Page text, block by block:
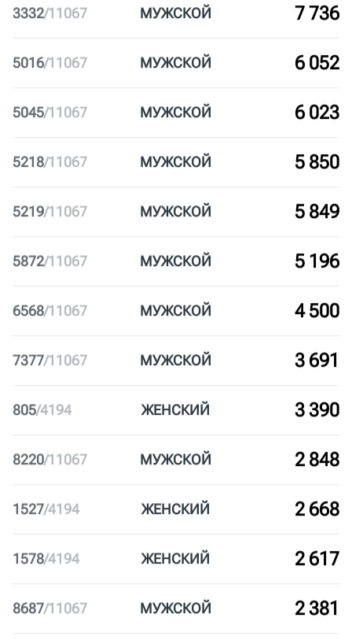
1220/11067 МУЖСКОЙ 9 848
1445/11067 МУЖСКОЙ 9 623
3332/11067 МУЖСКОЙ 7 736
5016/11067 МУЖСКОЙ 6 052
5045/11067 МУЖСКОЙ 6 023
5218/11067 МУЖСКОЙ 5 850
5219/11067 МУЖСКОЙ 5 849
5872/11067 МУЖСКОЙ 5 196
6568/11067 МУЖСКОЙ 4 500
7377/11067 МУЖСКОЙ 3 691
805/4194 ЖЕНСКИЙ 3 390
8220/11067 МУЖСКОЙ 2 848
1527/4194 ЖЕНСКИЙ 2 668